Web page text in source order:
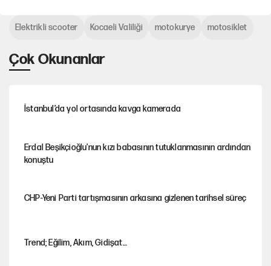
Çok Okunanlar
İstanbul’da yol ortasında kavga kamerada
Erdal Beşikçioğlu'nun kızı babasının tutuklanmasının ardından
konuştu
CHP-Yeni Parti tartışmasının arkasına gizlenen tarihsel süreç
Trend; Eğilim, Akım, Gidişat…
Elektrikli scooter Kocaeli Valiliği motokurye motosiklet